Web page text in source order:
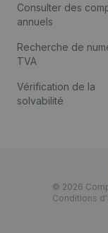
Consulter des
annuels
Recherche de
TVA
Vérification de la
solvabilité
© 2026
Conditions